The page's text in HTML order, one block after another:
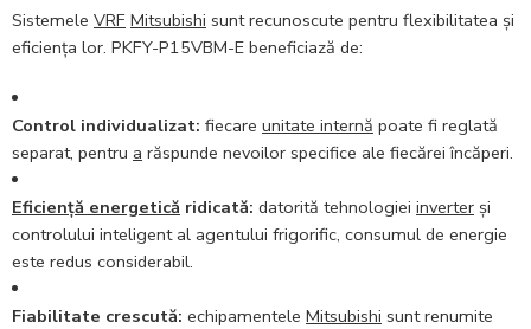
Sistemele VRF Mitsubishi sunt recunoscute pentru flexibilitatea și
eficiența lor. PKFY-P15VBM-E beneficiază de:
Control individualizat: fiecare unitate internă poate fi reglată
separat, pentru a răspunde nevoilor specifice ale fiecărei încăperi.
Eficiență energetică ridicată: datorită tehnologiei inverter și
controlului inteligent al agentului frigorific, consumul de energie
este redus considerabil.
Fiabilitate crescută: echipamentele Mitsubishi sunt renumite